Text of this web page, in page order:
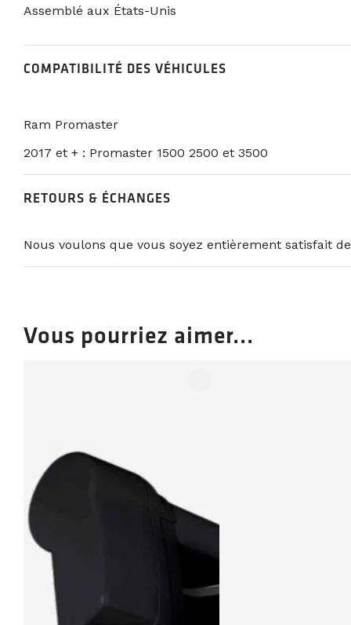
Assemblé aux États-Unis
COMPATIBILITÉ DES VÉHICULES
Ram Promaster
2017 et + : Promaster 1500 2500 et 3500
RETOURS & ÉCHANGES
Nous voulons que vous soyez entièrement satisfait
Vous pourriez aimer...